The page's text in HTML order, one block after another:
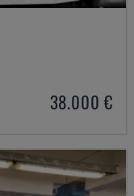
38.000 €